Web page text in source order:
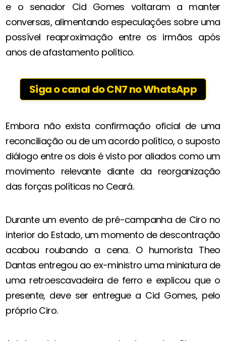
e o senador Cid Gomes voltaram a manter
conversas, alimentando especulações sobre uma
possível reaproximação entre os irmãos após
anos de afastamento político.
Siga o canal do CN7 no WhatsApp
Embora não exista confirmação oficial de uma
reconciliação ou de um acordo político, o suposto
diálogo entre os dois é visto por aliados como um
movimento relevante diante da reorganização
das forças políticas no Ceará.
Durante um evento de pré-campanha de Ciro no
interior do Estado, um momento de descontração
acabou roubando a cena. O humorista Theo
Dantas entregou ao ex-ministro uma miniatura de
uma retroescavadeira de ferro e explicou que o
presente, deve ser entregue a Cid Gomes, pelo
próprio Ciro.